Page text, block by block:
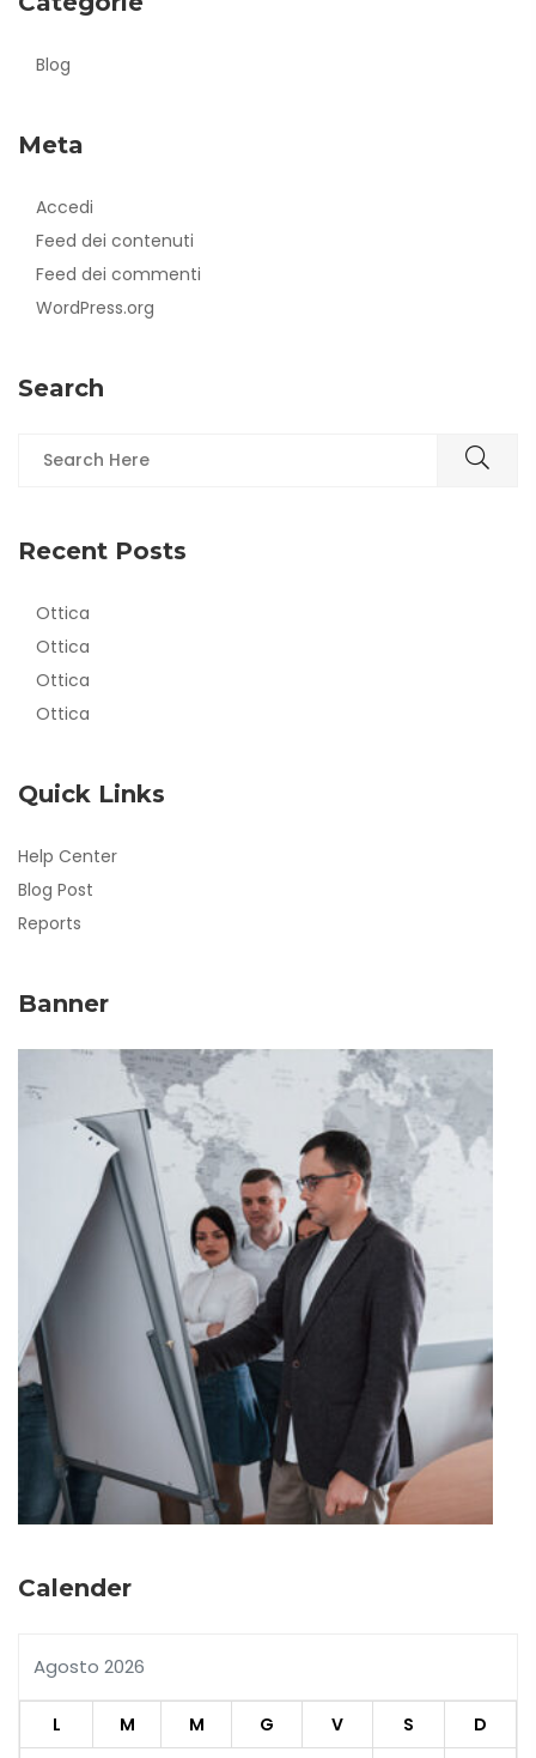
Blog
Meta
Accedi
Feed dei contenuti
Feed dei commenti
WordPress.org
Search
Recent Posts
Ottica
Ottica
Ottica
Ottica
Quick Links
Help Center
Blog Post
Reports
Banner
Calender
Agosto 2026
L M M G V S
D